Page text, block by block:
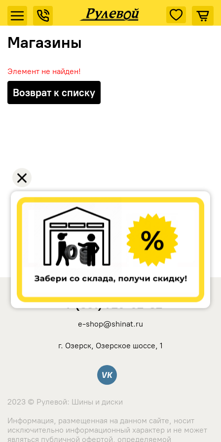
Магазины
Элемент не найден!
Возврат к списку
+7 (351) 729-92-32
e-shop@shinat.ru
г. Озерск, Озерское шоссе, 1
Вконтакте
2023 © Рулевой: Шины и диски
Информация, размещенная на данном сайте, носит
исключительно информационный характер и не может
являться публичной офертой, определяемой